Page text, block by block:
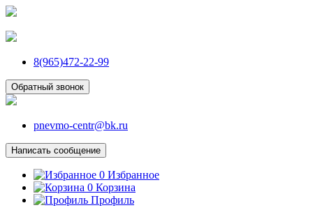
8(965)472-22-99
Обратный звонок
pnevmo-centr@bk.ru
Написать сообщение
0 Избранное
0 Корзина
Профиль